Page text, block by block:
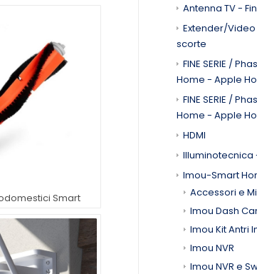
Smart
Antenna TV -
Extender/
scorte
FINE SERIE /
Home - Apple
FINE SERIE /
Home - Apple
HDMI
Illuminotecnica
Imou-Smart
Accessori e
Imou Dash
Imou Kit Antri
Imou NVR
Imou NVR e